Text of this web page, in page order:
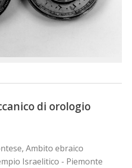
di orologio
Ambito ebraico
Israelitico - Piemonte